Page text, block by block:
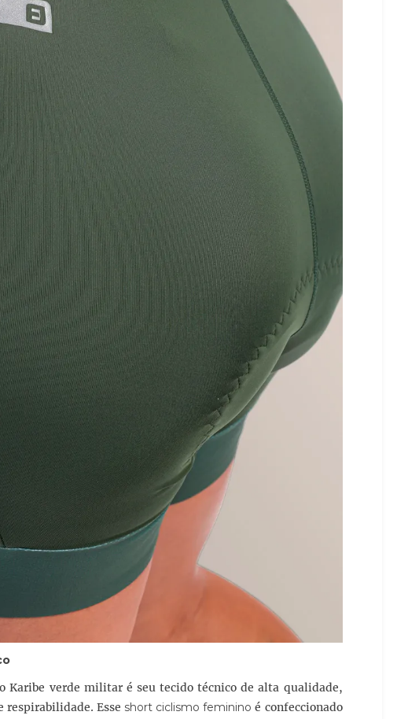
Karibe verde militar é seu tecido técnico de alta qualidade,
respirabilidade. Esse short ciclismo feminino é confeccionado